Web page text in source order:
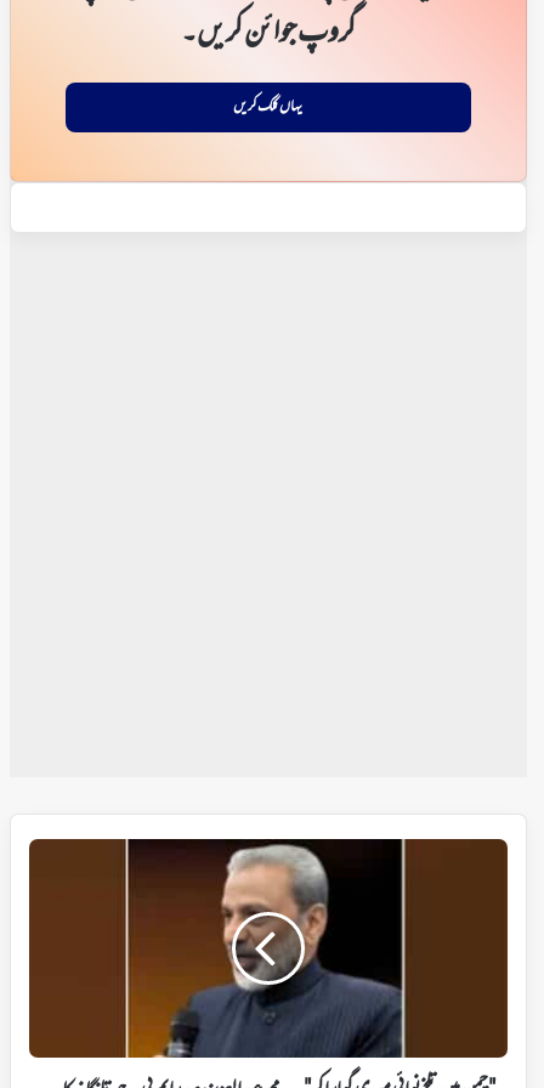
گروپ جوائن کریں۔
یہاں کلک کریں
"چمن
محمد
عبدالعزیز،